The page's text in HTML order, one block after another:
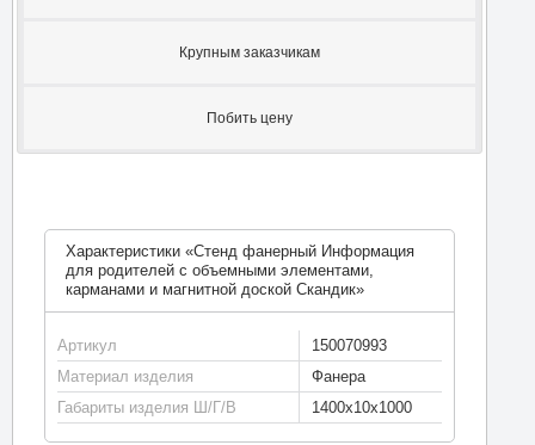
Крупным заказчикам
Побить цену
Характеристики «Стенд фанерный Информация
для родителей с объемными элементами,
карманами и магнитной доской Скандик»
Артикул
150070993
Материал изделия
Фанера
Габариты изделия Ш/Г/В
1400х10х1000